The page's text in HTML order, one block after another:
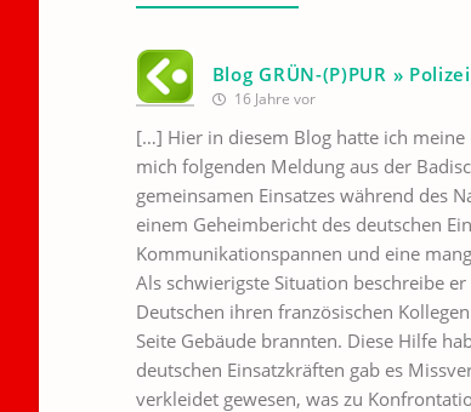
Blog GRÜN-(P)PUR »
16 Jahre vor
[…] Hier in diesem Blog hatte ich meine
mich folgenden Meldung aus der
gemeinsamen Einsatzes während des
einem Geheimbericht des deutschen
Kommunikationspannen und eine
Als schwierigste Situation beschreibe
Deutschen ihren französischen
Seite Gebäude brannten. Diese Hilfe
deutschen Einsatzkräften gab es
verkleidet gewesen, was zu